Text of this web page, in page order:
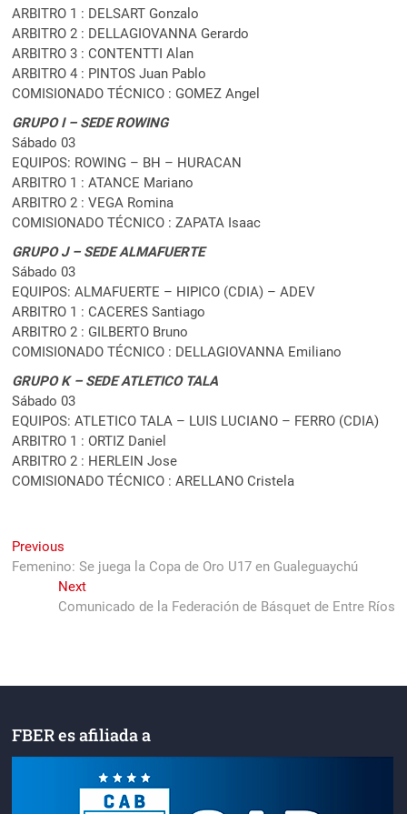
ARBITRO 1 : DELSART Gonzalo
ARBITRO 2 : DELLAGIOVANNA Gerardo
ARBITRO 3 : CONTENTTI Alan
ARBITRO 4 : PINTOS Juan Pablo
COMISIONADO TÉCNICO : GOMEZ Angel
GRUPO I – SEDE ROWING
Sábado 03
EQUIPOS: ROWING – BH – HURACAN
ARBITRO 1 : ATANCE Mariano
ARBITRO 2 : VEGA Romina
COMISIONADO TÉCNICO : ZAPATA Isaac
GRUPO J – SEDE ALMAFUERTE
Sábado 03
EQUIPOS: ALMAFUERTE – HIPICO (CDIA) – ADEV
ARBITRO 1 : CACERES Santiago
ARBITRO 2 : GILBERTO Bruno
COMISIONADO TÉCNICO : DELLAGIOVANNA Emiliano
GRUPO K – SEDE ATLETICO TALA
Sábado 03
EQUIPOS: ATLETICO TALA – LUIS LUCIANO – FERRO (CDIA)
ARBITRO 1 : ORTIZ Daniel
ARBITRO 2 : HERLEIN Jose
COMISIONADO TÉCNICO : ARELLANO Cristela
Navegación
de
entradas
Previous
post:
Femenino: Se juega la Copa de Oro U17 en Gualeguaychú
NextNext
post:
Comunicado de la Federación de Básquet de Entre Ríos
FBER es afiliada a